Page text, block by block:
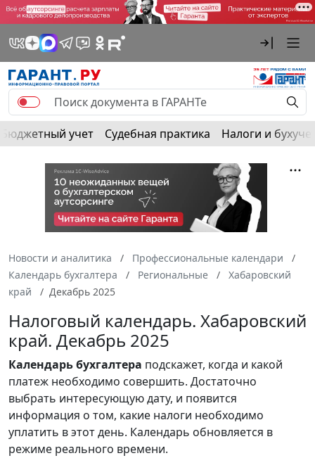
Бюджетный учет Судебная практика Налоги и
Новости и аналитика
Профессиональные календари
Календарь бухгалтера
Региональные
Хабаровский
край
Декабрь 2025
Налоговый календарь. Хабаровский
край. Декабрь 2025
Календарьбухгалтера подскажет, когда и какой
платеж необходимо совершить. Достаточно
выбрать интересующую дату, и появится
информация о том, какие налоги необходимо
уплатить в этот день. Календарь обновляется в
режиме реального времени.